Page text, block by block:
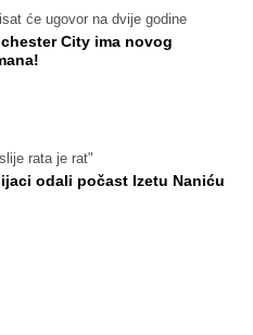
će ugovor na dvije godine
City ima novog
rata je rat"
odali počast Izetu Naniću